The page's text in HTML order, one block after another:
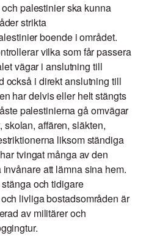
palestinier ska kunna
strikta
boende i området.
vilka som får passera
vägar i anslutning till
också i direkt anslutning till
har delvis eller helt stängts
palestinierna gå omvägar
skolan, affären, släkten,
liksom ständiga
tvingat många av den
att lämna sina hem.
och tidigare
livliga bostadsområden är
av militärer och